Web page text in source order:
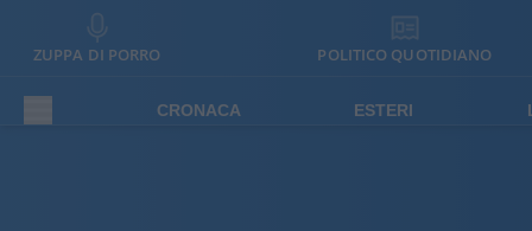
ZUPPA DI PORRO POLITICO QUOTIDIANO
CRONACA ESTERI